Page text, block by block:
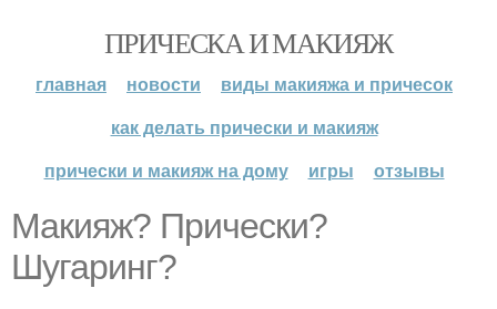
ПРИЧЕСКА И МАКИЯЖ
главная новости
виды макияжа и причесок
как делать прически и макияж
прически и макияж на дому
игры отзывы
Макияж? Прически?
Шугаринг?